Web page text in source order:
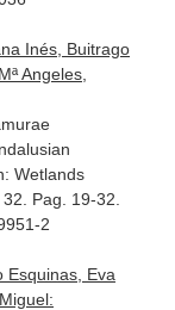
Inés, Buitrago
Angeles,
Wetlands
Pag. 19-32.
2
Esquinas, Eva